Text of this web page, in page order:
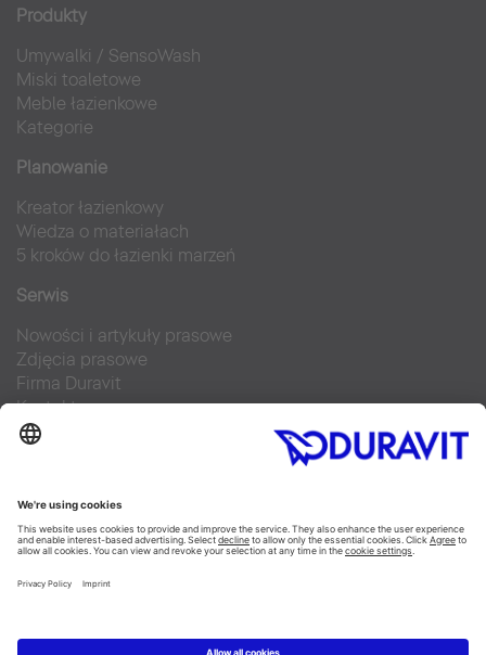
Produkty
Umywalki / SensoWash
Miski toaletowe
Meble łazienkowe
Kategorie
Planowanie
Kreator łazienkowy
Wiedza o materiałach
5 kroków do łazienki marzeń
Serwis
Nowości i artykuły prasowe
Zdjęcia prasowe
Firma Duravit
Kontakt
Najczęściej zadawane pytania
Facebook
Instagram
Pinterest
Blog
Flickr